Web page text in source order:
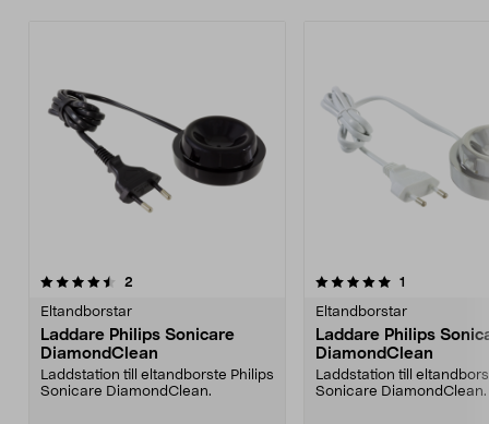
2
Eltandborstar
Laddare Philips Sonicare
DiamondClean
Laddstation till eltandborste Philips
Sonicare DiamondClean.
5.0av 5 stjärnor 1
Eltandborstar
Laddare Philips
DiamondClean
Laddstation till
Sonicare DiamondClean.
5.0av 5 stjärnor